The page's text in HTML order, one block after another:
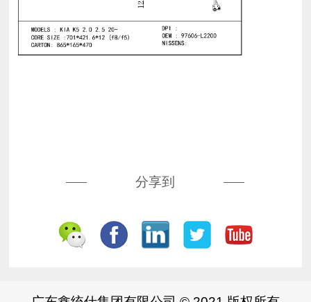
分享到